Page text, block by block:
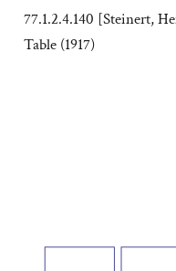
77.1.2.4.140 [Steinert,
Table (1917)